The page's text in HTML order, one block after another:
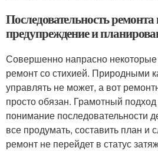
Последовательность ремонта
предупреждение и
Совершенно напрасно
ремонт со стихией. Природными
управлять не может, а вот
просто обязан. Грамотный подход
понимание последовательности
все продумать, составить план и
ремонт не перейдет в статус